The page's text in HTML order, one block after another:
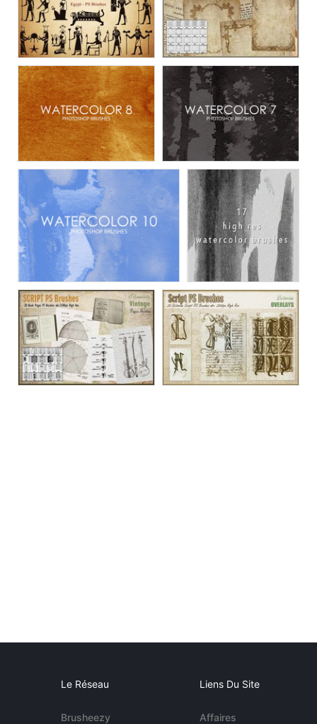
Le Réseau
Brusheezy
Liens Du Site
Affaires